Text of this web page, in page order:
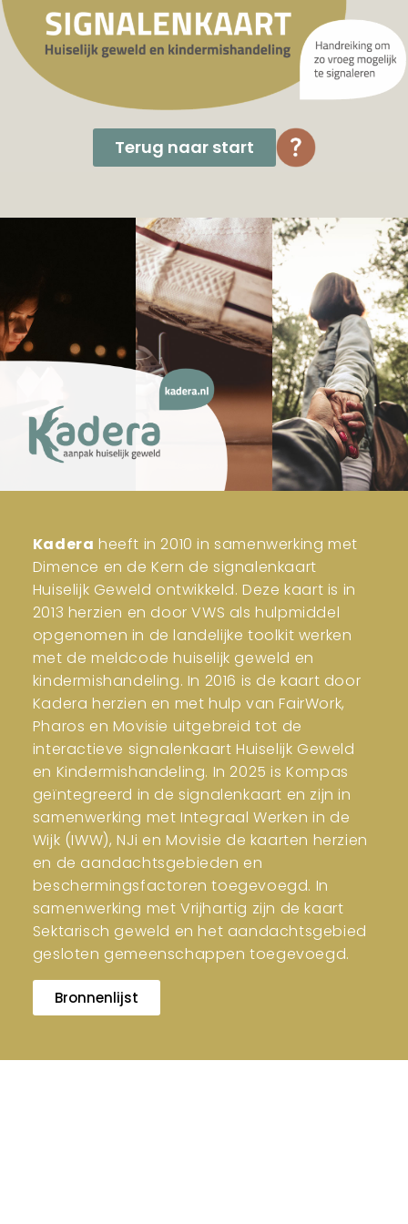
Terug naar start
Kadera heeft in 2010 in samenwerking met
Dimence en de Kern de signalenkaart
Huiselijk Geweld ontwikkeld. Deze kaart is in
2013 herzien en door VWS als hulpmiddel
opgenomen in de landelijke toolkit werken
met de meldcode huiselijk geweld en
kindermishandeling. In 2016 is de kaart door
Kadera herzien en met hulp van FairWork,
Pharos en Movisie uitgebreid tot de
interactieve signalenkaart Huiselijk Geweld
en Kindermishandeling. In 2025 is Kompas
geïntegreerd in de signalenkaart en zijn in
samenwerking met Integraal Werken in de
Wijk (IWW), NJi en Movisie de kaarten herzien
en de aandachtsgebieden en
beschermingsfactoren toegevoegd. In
samenwerking met Vrijhartig zijn de kaart
Sektarisch geweld en het aandachtsgebied
gesloten gemeenschappen toegevoegd.
Bronnenlijst